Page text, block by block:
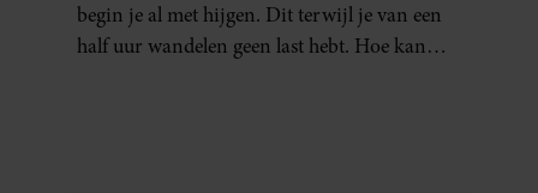
begin je al met hijgen. Dit terwijl je van een
half uur wandelen geen last hebt. Hoe kan